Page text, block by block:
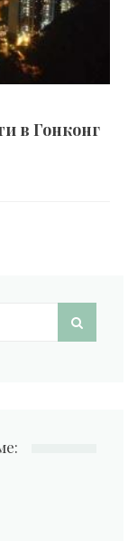
в Гонконг